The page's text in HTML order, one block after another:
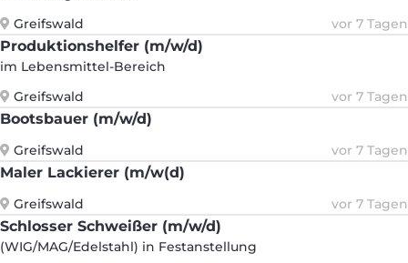
Greifswald
vor 7 Tagen
Produktionshelfer (m/w/d)
im Lebensmittel-Bereich
Greifswald
vor 7 Tagen
Bootsbauer (m/w/d)
Greifswald vor 7 Tagen
Maler Lackierer (m/w(d)
Greifswald vor 7 Tagen
Schlosser Schweißer (m/w/d)
(WIG/MAG/Edelstahl) in Festanstellung